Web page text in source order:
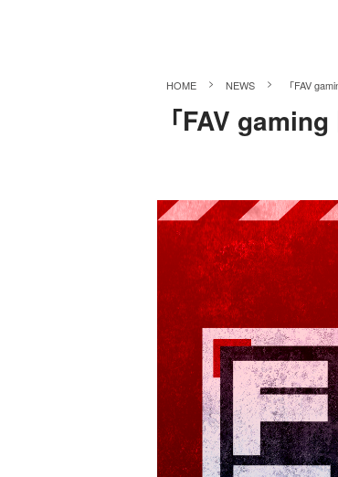
HOME > NEWS > 「FAV
「FAV